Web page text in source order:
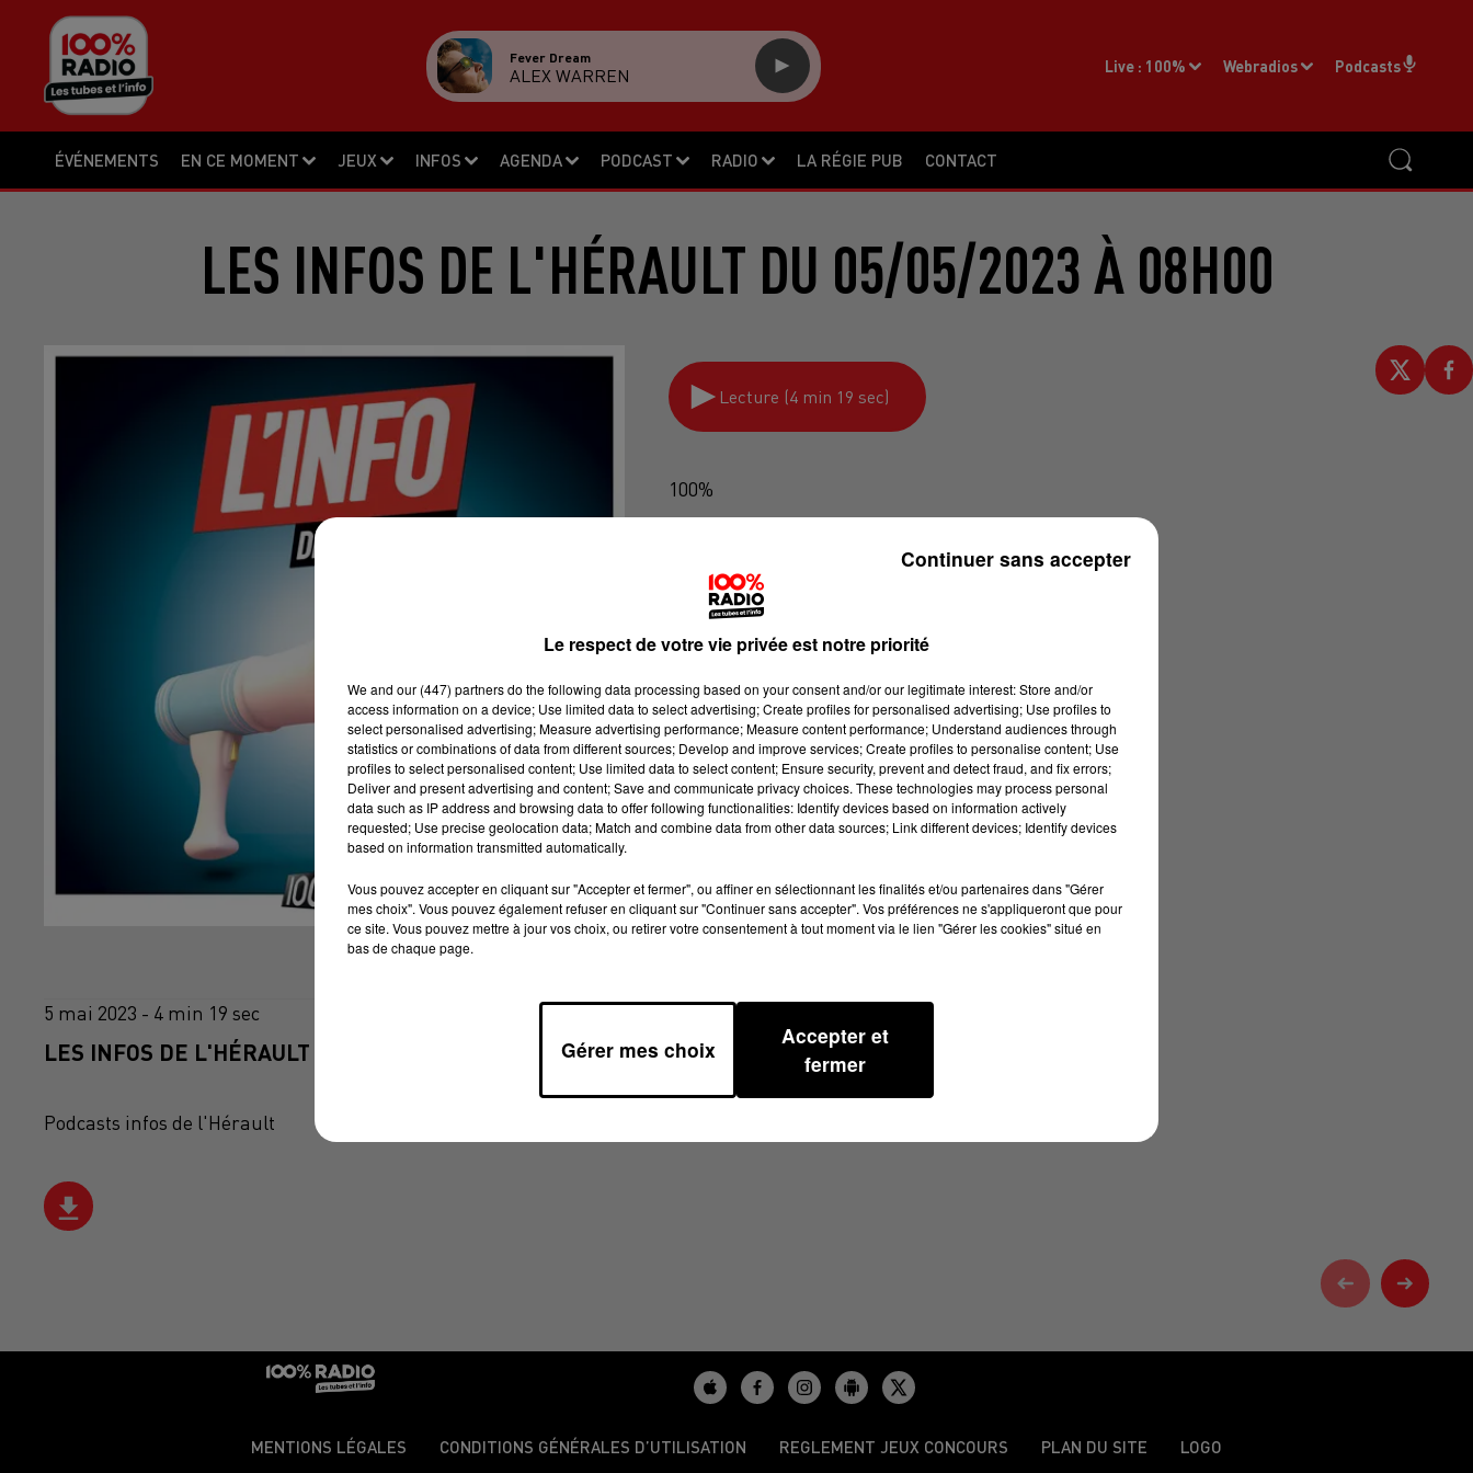
ÉVÉNEMENTS EN CE MOMENT JEUX INFOS AGENDA PODCAST RADIO LA RÉGIE PUB CONTACT
Live : 100% Webradios Podcasts
Fever Dream
ALEX WARREN
LES INFOS DE L'HÉRAULT DU 05/05/2023 À 08H00
Lecture (4 min 19 sec)
100%
5 mai 2023 - 4 min 19 sec
LES INFOS DE L'HÉRAULT DU 05/05/2023 À 08H00
Podcasts infos de l'Hérault
MENTIONS LÉGALES CONDITIONS GÉNÉRALES D’UTILISATION REGLEMENT JEUX CONCOURS PLAN DU SITE LOGO
Le respect de votre vie privée est notre priorité
We and our (447) partnersdo the following data processing based on your consent and/or our legitimate interest: Store and/or
access information on a device; Use limited data to select advertising; Create profiles for personalised advertising; Use profiles to
select personalised advertising; Measure advertising performance; Measure content performance; Understand audiences through
statistics or combinations of data from different sources; Develop and improve services; Create profiles to personalise content; Use
profiles to select personalised content; Use limited data to select content; Ensure security, prevent and detect fraud, and fix errors;
Deliver and present advertising and content; Save and communicate privacy choices. These technologies may process personal
data such as IP address and browsing data to offer following functionalities: Identify devices based on information actively
requested; Use precise geolocation data; Match and combine data from other data sources; Link different devices; Identify devices
based on information transmitted automatically.
Vous pouvez accepter en cliquant sur "Accepter et fermer", ou affiner en sélectionnant les finalités et/ou partenaires dans "Gérer
mes choix". Vous pouvez également refuser en cliquant sur "Continuer sans accepter". Vos préférences ne s'appliqueront que pour
ce site. Vous pouvez mettre à jour vos choix, ou retirer votre consentement à tout moment via le lien "Gérer les cookies" situé en
bas de chaque page.
Gérer mes choix
Accepter et
fermer
Continuer sans accepter